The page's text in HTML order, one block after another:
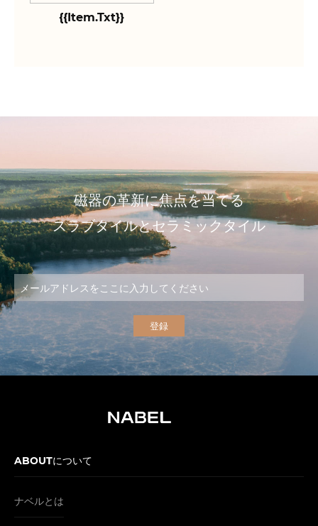
{{item.txt}}
磁器の革新に焦点を当てる
スラブタイルとセラミックタイル
ABOUTについて
ナベルとは